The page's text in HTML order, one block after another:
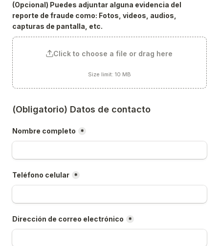
(Opcional) Puedes adjuntar alguna evidencia del
reporte de fraude como: Fotos, videos, audios,
capturas de pantalla, etc.
Click to choose a file or drag here
Size limit: 10 MB
(Obligatorio) Datos de contacto
Nombre completo *
Teléfono celular *
Dirección de correo electrónico *